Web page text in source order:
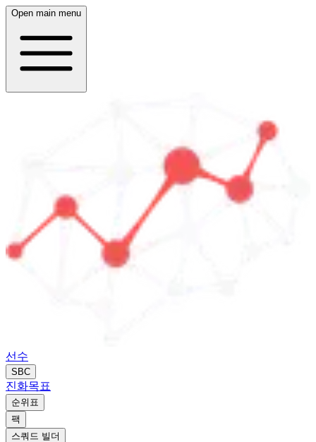
Open main menu
선수
SBC
진화목표
순위표
팩
스쿼드 빌더